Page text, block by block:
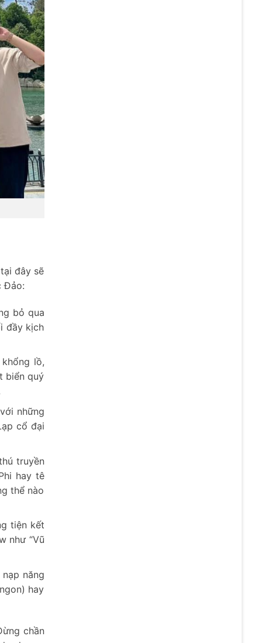
đây sẽ
Đảo:
bỏ qua
đầy kịch
khổng lồ,
biển quý
những
cổ đại
truyền
hay tê
thể nào
tiện kết
như “Vũ
năng
hay
chần